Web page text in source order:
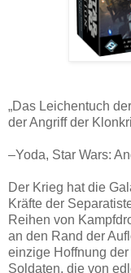
„Das Leichentuch
der Angriff der
–Yoda, Star Wars:
Der Krieg hat die
Kräfte der
Reihen von
an den Rand der
einzige Hoffnung
Soldaten, die von